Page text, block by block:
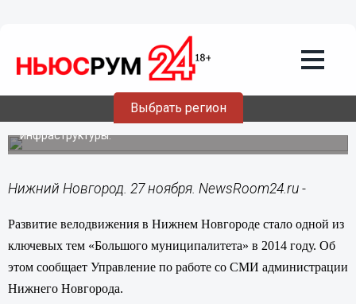
Выбрать регион
Новгороде стало одной из ключевых
тем «Большого муниципалитета» в
С начала года каждое третье предложение
нижегородцев касалось совершенствования дорожной
инфраструктуры.
Нижний Новгород. 27 ноября. NewsRoom24.ru -
Развитие велодвижения в Нижнем Новгороде стало одной из
ключевых тем «Большого муниципалитета» в 2014 году. Об
этом сообщает Управление по работе со СМИ администрации
Нижнего Новгорода.